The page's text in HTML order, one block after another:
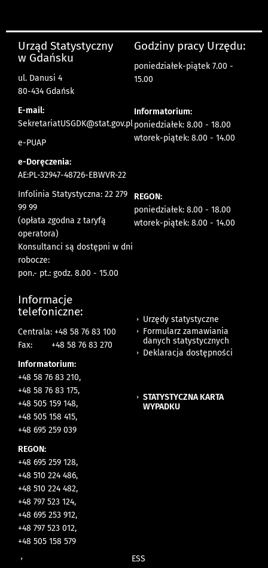
Urząd Statystyczny
w Gdańsku
ul. Danusi 4
80-434 Gdańsk
E-mail:
SekretariatUSGDK@stat.gov.pl
e-PUAP
e-Doręczenia:
AE:PL-32947-48726-EBWVR-22
Infolinia Statystyczna: 22 279
99 99
(opłata zgodna z taryfą
operatora)
Konsultanci są dostępni w dni
robocze:
pon.- pt.: godz. 8.00 - 15.00
Godziny pracy Urzędu:
poniedziałek-piątek 7.00 -
15.00
Informatorium:
poniedziałek: 8.00 - 18.00
wtorek-piątek: 8.00 - 14.00
REGON:
poniedziałek: 8.00 - 18.00
wtorek-piątek: 8.00 - 14.00
Informacje
telefoniczne:
Centrala: +48 58 76 83 100
Fax:
+48 58 76 83 270
Informatorium:
+48 58 76 83 210,
+48 58 76 83 175,
+48 505 159 148,
+48 505 158 415,
+48 695 259 039
REGON:
+48 695 259 128,
+48 510 224 486,
+48 510 224 482,
+48 797 523 124,
+48 695 253 912,
+48 797 523 012,
+48 505 158 579
Urzędy statystyczne
Formularz zamawiania
danych statystycznych
Deklaracja dostępności
STATYSTYCZNA KARTA
WYPADKU
ESS